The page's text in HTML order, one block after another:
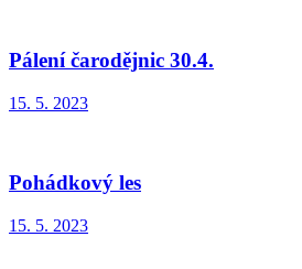
Pálení čarodějnic 30.4.
15. 5. 2023
Pohádkový les
15. 5. 2023